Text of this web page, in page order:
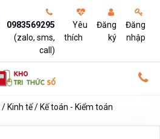
0983569295
(zalo, sms,
call)
Yêu
thích
Đăng
ký
Đăng
nhập
Kinh tế Kế toán - Kiểm toán